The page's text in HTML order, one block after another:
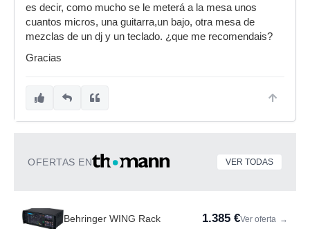
es decir, como mucho se le meterá a la mesa unos
cuantos micros, una guitarra,un bajo, otra mesa de
mezclas de un dj y un teclado. ¿que me recomendais?
Gracias
OFERTAS EN VER TODAS
Behringer WING Rack 1.385 €Ver oferta →